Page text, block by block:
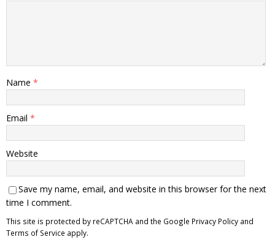
Name *
Email *
Website
Save my name, email, and website in this browser for the next
time I comment.
This site is protected by reCAPTCHA and the Google Privacy Policy and
Terms of Service apply.